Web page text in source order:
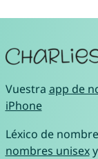
Vuestra app de
iPhone
Léxico de
nombres unisexy